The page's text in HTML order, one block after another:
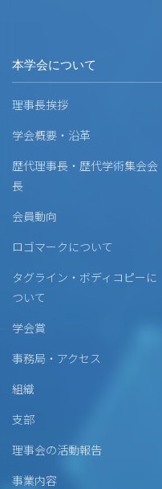
本学会について
理事長挨拶
学会概要・沿革
歴代理事長・歴代学術集会会
長
会員動向
ロゴマークについて
タグライン・ボディコピーに
ついて
学会賞
事務局・アクセス
組織
支部
理事会の活動報告
事業内容